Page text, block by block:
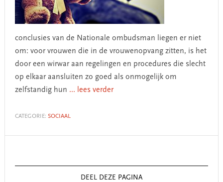
conclusies van de Nationale ombudsman liegen er niet
om: voor vrouwen die in de vrouwenopvang zitten, is het
door een wirwar aan regelingen en procedures die slecht
op elkaar aansluiten zo goed als onmogelijk om
zelfstandig hun ... lees verder
CATEGORIE: SOCIAAL
Sidebar
DEEL DEZE PAGINA